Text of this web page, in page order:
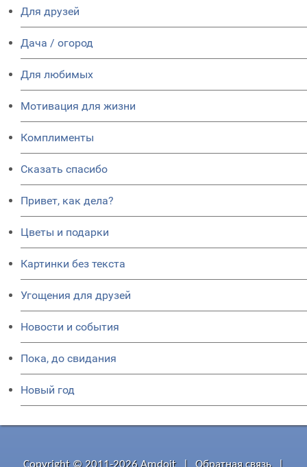
Для друзей
Дача / огород
Для любимых
Мотивация для жизни
Комплименты
Сказать спасибо
Привет, как дела?
Цветы и подарки
Картинки без текста
Угощения для друзей
Новости и события
Пока, до свидания
Новый год
Copyright © 2011-2026 Amdoit Обратная связь